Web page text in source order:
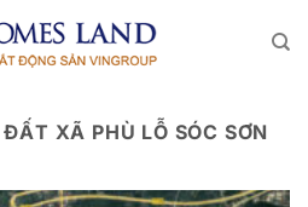
XÃ PHÙ LỖ SÓC SƠN